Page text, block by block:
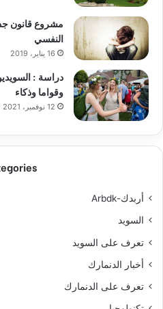
النفسي
16 يناير، 2019
دراسة :
وقواما وذكاء
12 نوفمبر، 2021
أربدك-Arbdk
السويد
تعرف على السويد
أخبار الدنمارك
تعرف على الدنمارك